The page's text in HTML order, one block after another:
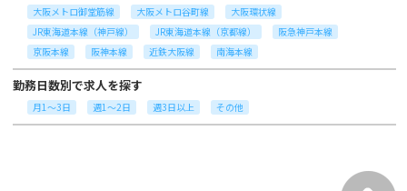
大阪メトロ御堂筋線 大阪メトロ谷町線
大阪環状線
JR東海道本線（神戸線）
JR東海道本線（京都線）
阪急神戸本線
京阪本線
阪神本線 近鉄大阪線 南海本線
勤務日数別で求人を探す
月1～3日 週1～2日 週3日以上 その他